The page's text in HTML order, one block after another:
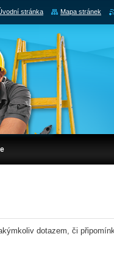
dotazem, či
stránka Mapa stránek